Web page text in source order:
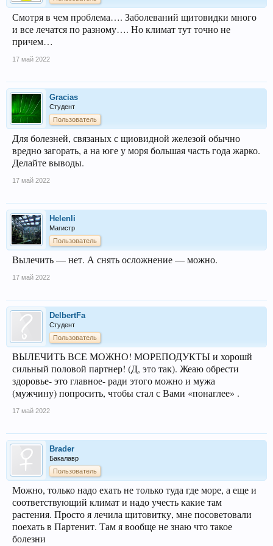
Смотря в чем проблема…. Заболеваний щитовидки много
и все лечатся по разному…. Но климат тут точно не
причем…
17 май 2022
Gracias
Студент
Пользователь
Для болезней, связаных с щиовидной железой обычно
вредно загорать, а на юге у моря большая часть года жарко.
Делайте выводы.
17 май 2022
Helenli
Магистр
Пользователь
Вылечить — нет. А снять осложнение — можно.
17 май 2022
DelbertFa
Студент
Пользователь
ВЫЛЕЧИТЬ ВСЕ МОЖНО! МОРЕПОДУКТЫ и хорошй
сильный половой партнер! (Д, это так). Жеаю обрести
здоровье- это главное- ради этого можно и мужа
(мужчину) попросить, чтобы стал с Вами «понаглее» .
17 май 2022
Brader
Бакалавр
Пользователь
Можно, только надо ехать не только туда где море, а еще и
соответствующий климат и надо учесть какие там
растения. Просто я лечила щитовитку, мне посоветовали
поехать в Партенит. Там я вообще не знаю что такое
болезни